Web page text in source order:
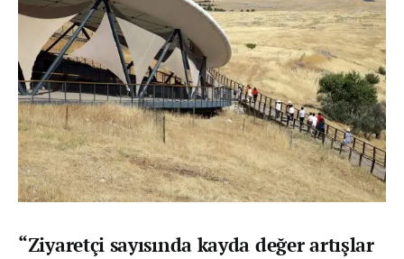
“Ziyaretçi sayısında kayda değer artışlar